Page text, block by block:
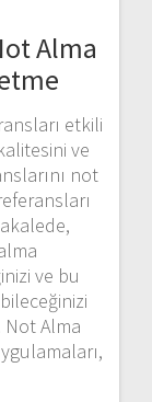
Alma
etkili
ve
not
ve bu
Not Alma